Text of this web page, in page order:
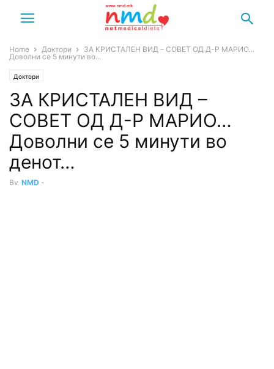
Home Доктори
ЗА КРИСТАЛЕН ВИД – СОВЕТ ОД Д-Р МАРИО…
Доволни се 5 минути во...
Доктори
ЗА КРИСТАЛЕН ВИД –
СОВЕТ ОД Д-Р МАРИО…
Доволни се 5 минути во
денот…
By NMD -